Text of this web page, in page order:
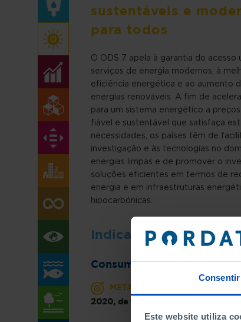
Consentir
Este website utiliza
sustentáveis e
para todos
O ODS 7 apela à garantia do acesso
serviços de energia modernos, à
eficiência energética e ao aumento
energias renováveis. A fim de
para um sistema energético a preços
fiável e sustentável que satisfaça
necessidades, os países têm de
investigação e às tecnologias no
energias limpas e de promover o
soluções eficientes em termos de
energia e em infraestruturas
hipocarbónicas.
Indicadores
Consumo de energia
META
Na UE, reduzir o
2020, de forma a que o consumo